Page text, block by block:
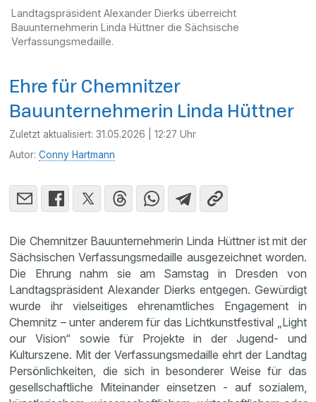
Landtagspräsident Alexander Dierks überreicht
Bauunternehmerin Linda Hüttner die Sächsische
Verfassungsmedaille.
Ehre für Chemnitzer
Bauunternehmerin Linda Hüttner
Zuletzt aktualisiert:31.05.2026 | 12:27 Uhr
Autor:Conny Hartmann
Die Chemnitzer Bauunternehmerin Linda Hüttner ist mit der
Sächsischen Verfassungsmedaille ausgezeichnet worden.
Die Ehrung nahm sie am Samstag in Dresden von
Landtagspräsident Alexander Dierks entgegen. Gewürdigt
wurde ihr vielseitiges ehrenamtliches Engagement in
Chemnitz – unter anderem für das Lichtkunstfestival „Light
our Vision“ sowie für Projekte in der Jugend‑ und
Kulturszene. Mit der Verfassungsmedaille ehrt der Landtag
Persönlichkeiten, die sich in besonderer Weise für das
gesellschaftliche Miteinander einsetzen - auf sozialem,